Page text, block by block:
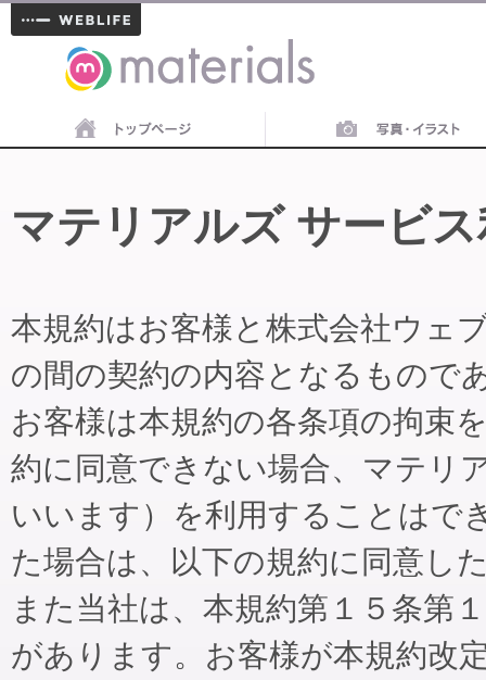
materials
マテリアルズ サービ
本規約はお客様と株式会社ウェ
の間の契約の内容となるもので
お客様は本規約の各条項の拘束
約に同意できない場合、マテリ
いいます）を利用することはで
た場合は、以下の規約に同意し
また当社は、本規約第１５条第
があります。お客様が本規約改